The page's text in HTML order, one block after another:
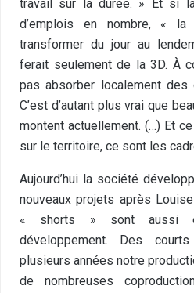
travail sur la durée. » Et si
d’emplois en nombre, «
transformer du jour au
ferait seulement de la 3D. À
pas absorber localement
C’est d’autant plus vrai que
montent actuellement. (…) Et
sur le territoire, ce sont les
Aujourd’hui la société
nouveaux projets après
« shorts » sont aussi
développement. Des
plusieurs années notre
de nombreuses